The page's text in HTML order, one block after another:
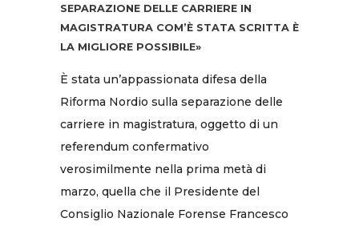
SEPARAZIONE DELLE CARRIERE IN
MAGISTRATURA COM’È STATA SCRITTA È
LA MIGLIORE POSSIBILE»
È stata un’appassionata difesa della
Riforma Nordio sulla separazione delle
carriere in magistratura, oggetto di un
referendum confermativo
verosimilmente nella prima metà di
marzo, quella che il Presidente del
Consiglio Nazionale Forense Francesco